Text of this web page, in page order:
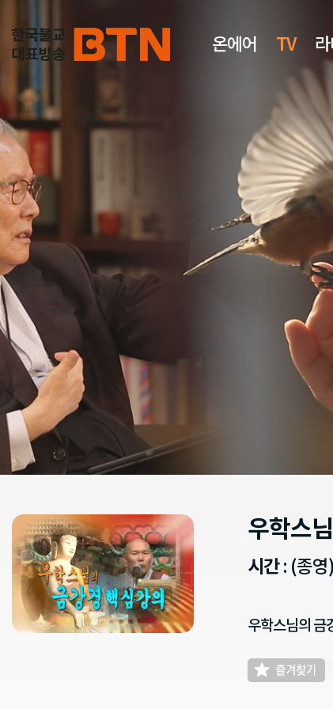
온에어 TV
우학스
시간: (종
우학스님의 금